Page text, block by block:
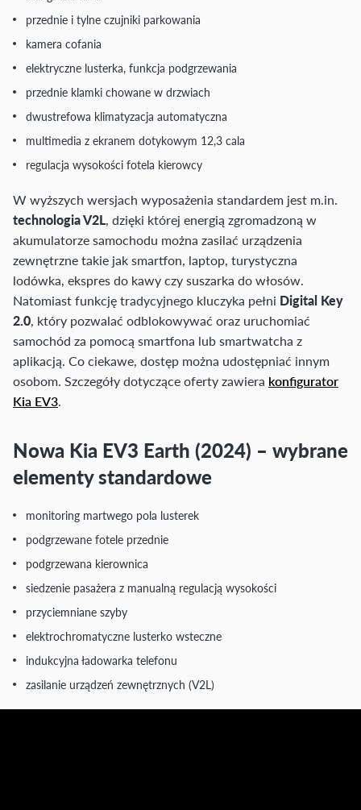
przednie i tylne czujniki parkowania
kamera cofania
elektryczne lusterka, funkcja podgrzewania
przednie klamki chowane w drzwiach
dwustrefowa klimatyzacja automatyczna
multimedia z ekranem dotykowym 12,3 cala
regulacja wysokości fotela kierowcy
W wyższych wersjach wyposażenia standardem jest m.in.
technologia V2L, dzięki której energią zgromadzoną w
akumulatorze samochodu można zasilać urządzenia
zewnętrzne takie jak smartfon, laptop, turystyczna
lodówka, ekspres do kawy czy suszarka do włosów.
Natomiast funkcję tradycyjnego kluczyka pełni Digital Key
2.0, który pozwalać odblokowywać oraz uruchomiać
samochód za pomocą smartfona lub smartwatcha z
aplikacją. Co ciekawe, dostęp można udostępniać innym
osobom. Szczegóły dotyczące oferty zawiera konfigurator
Kia EV3.
Nowa Kia EV3 Earth (2024) – wybrane
elementy standardowe
monitoring martwego pola lusterek
podgrzewane fotele przednie
podgrzewana kierownica
siedzenie pasażera z manualną regulacją wysokości
przyciemniane szyby
elektrochromatyczne lusterko wsteczne
indukcyjna ładowarka telefonu
zasilanie urządzeń zewnętrznych (V2L)